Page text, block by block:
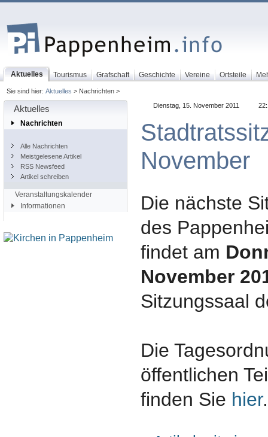
Aktuelles Tourismus Grafschaft Geschichte Vereine Ortsteile
Sie sind hier: Aktuelles > Nachrichten >
Aktuelles
Nachrichten
Alle Nachrichten
Meistgelesene Artikel
RSS Newsfeed
Artikel schreiben
Veranstaltungskalender
Informationen
Dienstag, 15. November 2011
November
Die nächste
des
findet am
November
Sitzungssaal
Die
öffentlichen
finden Sie hier.